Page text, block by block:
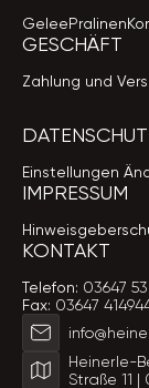
GeleePralinen
GESCHÄFT
Zahlung und
Einstellungen
IMPRESSUM
KONTAKT
Telefon: 03647
Fax: 03647
Heinerle-
Straße 11 |